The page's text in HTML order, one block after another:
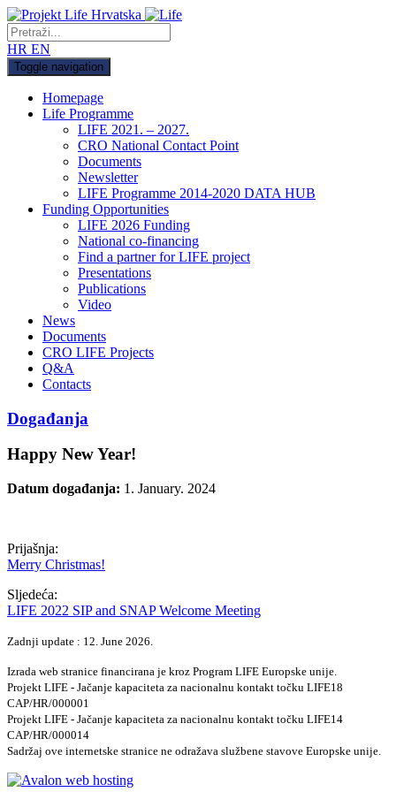
HR EN
Toggle navigation
Homepage
Life Programme
LIFE 2021. – 2027.
CRO National Contact Point
Documents
Newsletter
LIFE Programme 2014-2020 DATA HUB
Funding Opportunities
LIFE 2026 Funding
National co-financing
Find a partner for LIFE project
Presentations
Publications
Video
News
Documents
CRO LIFE Projects
Q&A
Contacts
Događanja
Happy New Year!
Datum događanja: 1. January. 2024
Prijašnja:
Merry Christmas!
Sljedeća:
LIFE 2022 SIP and SNAP Welcome Meeting
Zadnji update : 12. June 2026.
Izrada web stranice financirana je kroz Program LIFE Europske unije.
Projekt LIFE - Jačanje kapaciteta za nacionalnu kontakt točku LIFE18
CAP/HR/000001
Projekt LIFE - Jačanje kapaciteta za nacionalnu kontakt točku LIFE14
CAP/HR/000014
Sadržaj ove internetske stranice ne odražava službene stavove Europske unije.